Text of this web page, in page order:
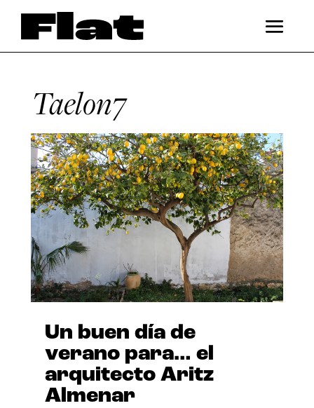
Taelon7
Un buen día de
verano para… el
arquitecto Aritz
Almenar